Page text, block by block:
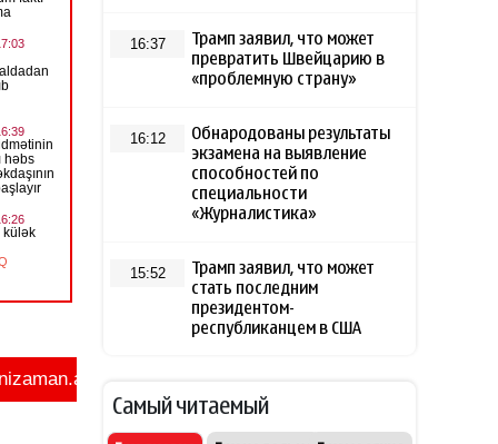
16:37
Трамп заявил, что может
превратить Швейцарию в
«проблемную страну»
16:12
Обнародованы результаты
экзамена на выявление
способностей по
специальности
«Журналистика»
15:52
Трамп заявил, что может
стать последним
президентом-
республиканцем в США
своей ностальгии по
Самый читаемый